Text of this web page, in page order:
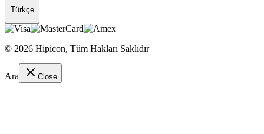
Türkçe
© 2026 Hipicon, Tüm Hakları Saklıdır
Ara Close